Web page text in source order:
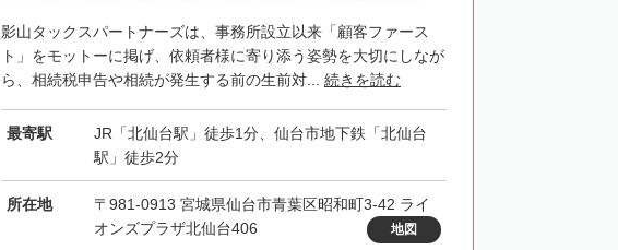
影山タックスパートナーズは、事務所設立以来「顧客ファース
ト」をモットーに掲げ、依頼者様に寄り添う姿勢を大切にしなが
ら、相続税申告や相続が発生する前の生前対... 続きを読む
最寄駅
JR「北仙台駅」徒歩1分、仙台市地下鉄「北仙台
駅」徒歩2分
所在地
〒981-0913 宮城県仙台市青葉区昭和町3-42 ライ
オンズプラザ北仙台406
地図